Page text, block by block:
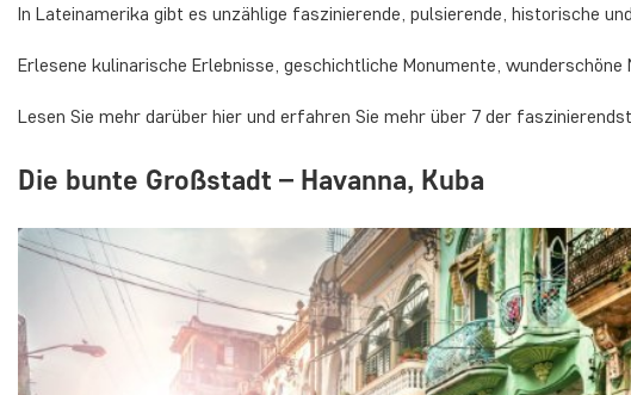
In Lateinamerika gibt es unzählige faszinierende, pulsierende, historische
Erlesene kulinarische Erlebnisse, geschichtliche Monumente,
Lesen Sie mehr darüber hier und erfahren Sie mehr über 7 der
Die bunte Großstadt – Havanna, Kuba